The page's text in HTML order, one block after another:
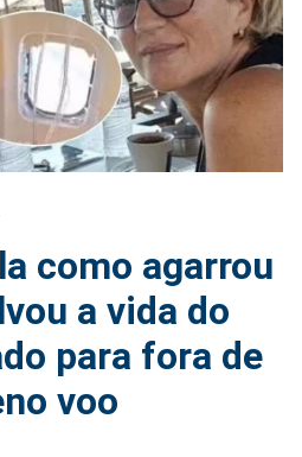
como agarrou
a vida do
para fora de
voo